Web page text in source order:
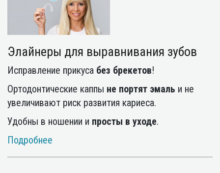
Элайнеры для выравнивания зубов
Исправление прикуса без брекетов!
Ортодонтические каппы не портят эмаль и не
увеличивают риск развития кариеса.
Удобны в ношении и просты в уходе.
Подробнее